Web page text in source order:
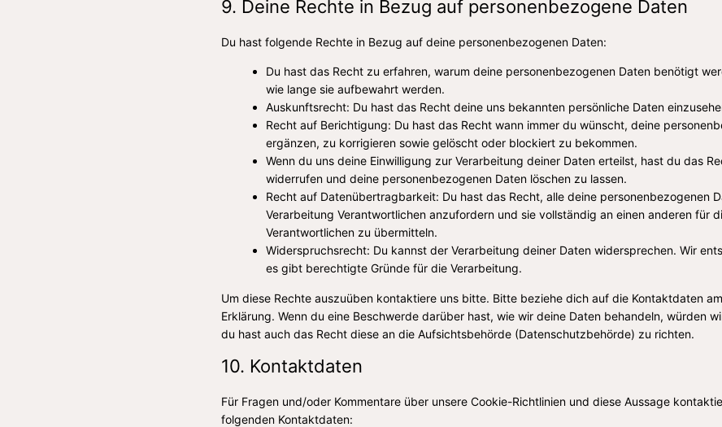
9. Deine Rechte in Bezug auf personenbezogene Daten
Du hast folgende Rechte in Bezug auf deine personenbezogenen Daten:
Du hast das Recht zu erfahren, warum deine personenbezogenen Daten benötigt
wie lange sie aufbewahrt werden.
Auskunftsrecht: Du hast das Recht deine uns bekannten persönliche Daten
Recht auf Berichtigung: Du hast das Recht wann immer du wünscht, deine
ergänzen, zu korrigieren sowie gelöscht oder blockiert zu bekommen.
Wenn du uns deine Einwilligung zur Verarbeitung deiner Daten erteilst, hast du das
widerrufen und deine personenbezogenen Daten löschen zu lassen.
Recht auf Datenübertragbarkeit: Du hast das Recht, alle deine personenbezogenen
Verarbeitung Verantwortlichen anzufordern und sie vollständig an einen anderen für
Verantwortlichen zu übermitteln.
Widerspruchsrecht: Du kannst der Verarbeitung deiner Daten widersprechen. Wir
es gibt berechtigte Gründe für die Verarbeitung.
Um diese Rechte auszuüben kontaktiere uns bitte. Bitte beziehe dich auf die Kontaktdaten
Erklärung. Wenn du eine Beschwerde darüber hast, wie wir deine Daten behandeln, würden
du hast auch das Recht diese an die Aufsichtsbehörde (Datenschutzbehörde) zu richten.
10. Kontaktdaten
Für Fragen und/oder Kommentare über unsere Cookie-Richtlinien und diese Aussage
folgenden Kontaktdaten: